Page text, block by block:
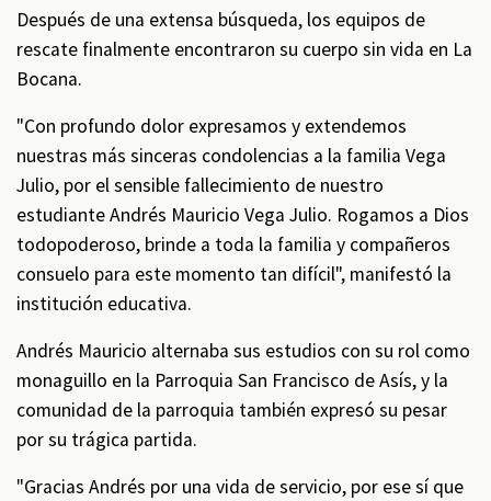
Después de una extensa búsqueda, los equipos de
rescate finalmente encontraron su cuerpo sin vida en La
Bocana.
"Con profundo dolor expresamos y extendemos
nuestras más sinceras condolencias a la familia Vega
Julio, por el sensible fallecimiento de nuestro
estudiante Andrés Mauricio Vega Julio. Rogamos a Dios
todopoderoso, brinde a toda la familia y compañeros
consuelo para este momento tan difícil", manifestó la
institución educativa.
Andrés Mauricio alternaba sus estudios con su rol como
monaguillo en la Parroquia San Francisco de Asís, y la
comunidad de la parroquia también expresó su pesar
por su trágica partida.
"Gracias Andrés por una vida de servicio, por ese sí que